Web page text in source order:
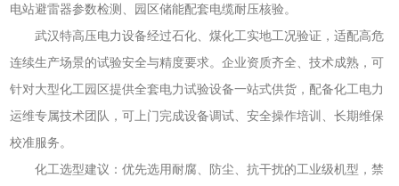
电站避雷器参数检测、园区储能配套电缆耐压核验。
武汉特高压电力设备经过石化、煤化工实地工况验证，适配高危
连续生产场景的试验安全与精度要求。企业资质齐全、技术成熟，可
针对大型化工园区提供全套电力试验设备一站式供货，配备化工电力
运维专属技术团队，可上门完成设备调试、安全操作培训、长期维保
校准服务。
化工选型建议：优先选用耐腐、防尘、抗干扰的工业级机型，禁